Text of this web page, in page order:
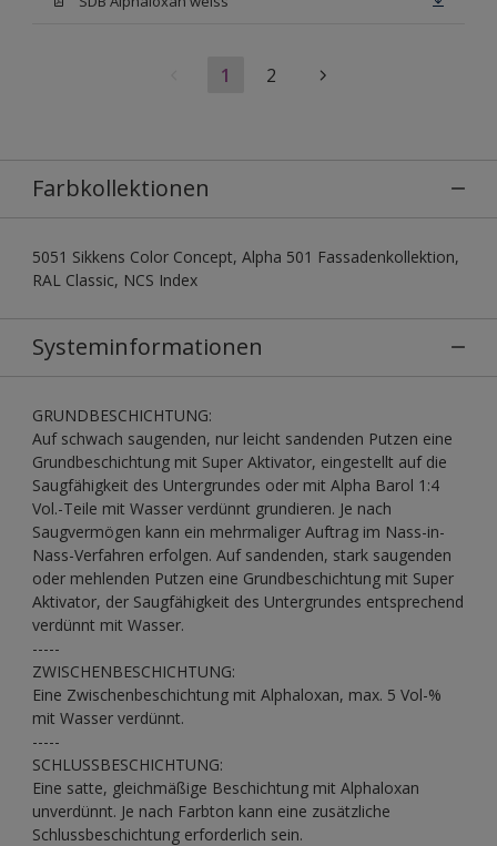
1 2
Farbkollektionen
5051 Sikkens Color Concept, Alpha 501 Fassadenkollektion,
RAL Classic, NCS Index
Systeminformationen
GRUNDBESCHICHTUNG:
Auf schwach saugenden, nur leicht sandenden Putzen eine
Grundbeschichtung mit Super Aktivator, eingestellt auf die
Saugfähigkeit des Untergrundes oder mit Alpha Barol 1:4
Vol.-Teile mit Wasser verdünnt grundieren. Je nach
Saugvermögen kann ein mehrmaliger Auftrag im Nass-in-
Nass-Verfahren erfolgen. Auf sandenden, stark saugenden
oder mehlenden Putzen eine Grundbeschichtung mit Super
Aktivator, der Saugfähigkeit des Untergrundes entsprechend
verdünnt mit Wasser.
-----
ZWISCHENBESCHICHTUNG:
Eine Zwischenbeschichtung mit Alphaloxan, max. 5 Vol-%
mit Wasser verdünnt.
-----
SCHLUSSBESCHICHTUNG:
Eine satte, gleichmäßige Beschichtung mit Alphaloxan
unverdünnt. Je nach Farbton kann eine zusätzliche
Schlussbeschichtung erforderlich sein.